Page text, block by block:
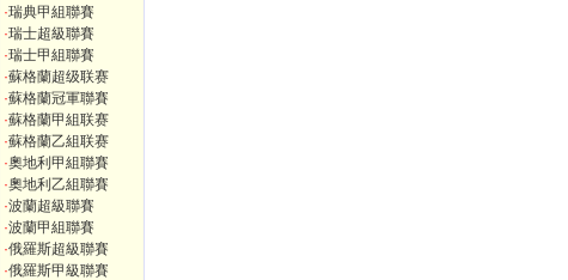
·瑞典甲組聯賽
·瑞士超級聯賽
·瑞士甲組聯賽
·蘇格蘭超级联赛
·蘇格蘭冠軍聯賽
·蘇格蘭甲組联赛
·蘇格蘭乙組联赛
·奧地利甲組聯賽
·奧地利乙組聯賽
·波蘭超級聯賽
·波蘭甲組聯賽
·俄羅斯超級聯賽
·俄羅斯甲級聯賽